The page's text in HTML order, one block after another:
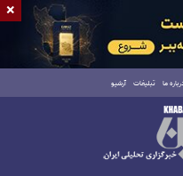
ما تبلیغات آرشیو
×